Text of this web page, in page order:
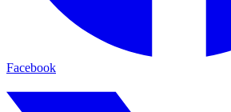
Facebook